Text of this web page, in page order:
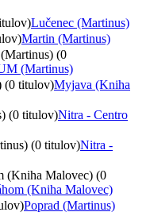
Lučenec (Martinus)
Martin (Martinus)
(0
(Martinus)
(0 titulov)Myjava (Kniha
(0 titulov)Nitra - Centro
(0 titulov)Nitra -
(Kniha Malovec) (0
(Kniha Malovec)
Poprad (Martinus)